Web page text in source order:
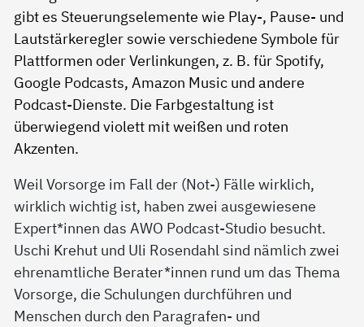
Weil Vorsorge im Fall der (Not-) Fälle wirklich,
wirklich wichtig ist, haben zwei ausgewiesene
Expert*innen das AWO Podcast-Studio besucht.
Uschi Krehut und Uli Rosendahl sind nämlich zwei
ehrenamtliche Berater*innen rund um das Thema
Vorsorge, die Schulungen durchführen und
Menschen durch den Paragrafen- und